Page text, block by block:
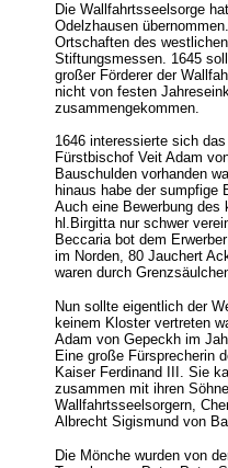
Die Wallfahrtsseelsorge
Odelzhausen
Ortschaften des
Stiftungsmessen. 1645
großer Förderer der
nicht von festen
zusammengekommen.
1646 interessierte sich
Fürstbischof Veit Adam
Bauschulden vorhanden
hinaus habe der sumpfige
Auch eine Bewerbung des
hl.Birgitta nur schwer
Beccaria bot dem
im Norden, 80 Jauchert
waren durch
Nun sollte eigentlich der
keinem Kloster vertreten
Adam von Gepeckh im
Eine große Fürsprecherin
Kaiser Ferdinand III. Sie
zusammen mit ihren
Wallfahrtsseelsorgern,
Albrecht Sigismund von
Die Mönche wurden von